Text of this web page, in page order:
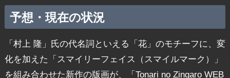
予想・現在の状況
「村上 隆」氏の代名詞といえる「花」のモチーフに、変
化を加えた「スマイリーフェイス（スマイルマーク）」
を組み合わせた新作の版画が、「Tonari no Zingaro WEB